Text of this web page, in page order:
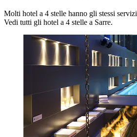
Molti hotel a 4 stelle hanno gli stessi
Vedi tutti gli hotel a 4 stelle a Sarre.